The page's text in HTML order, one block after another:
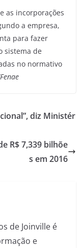
as incorporações
a empresa,
para fazer
sistema de
no normativo
diz Ministér
R$ 7,339 bilhõe
s em 2016
de Joinville é
e